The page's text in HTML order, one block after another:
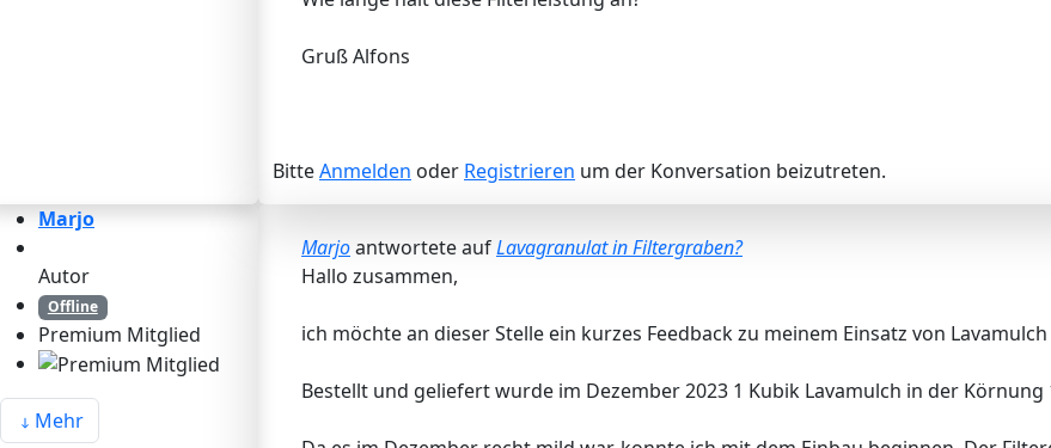
Gruß Alfons
BitteAnmelden oder Registrieren um der Konversation beizutreten.
Marjo
Autor
Offline
Premium Mitglied
Mehr
Marjoantwortete aufLavagranulat in Filtergraben?
Hallo zusammen,
ich möchte an dieser Stelle ein kurzes Feedback zu meinem Einsatz von
Bestellt und geliefert wurde im Dezember 2023 1 Kubik Lavamulch in der